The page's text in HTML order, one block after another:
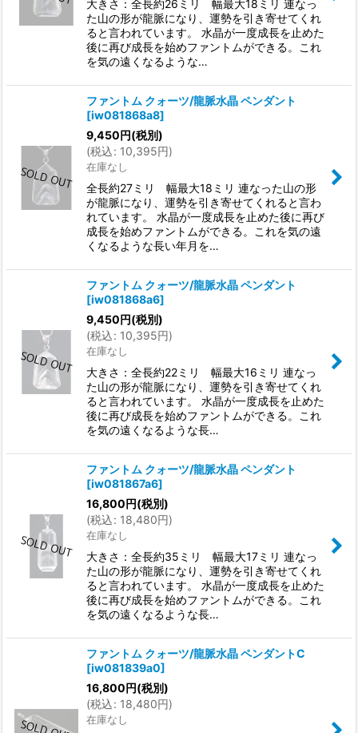
大きさ：全長約26ミリ 幅最大18ミリ 連なっ
た山の形が龍脈になり、運勢を引き寄せてくれ
ると言われています。 水晶が一度成長を止めた
後に再び成長を始めファントムができる。これ
を気の遠くなるような…
ファントム クォーツ/龍脈水晶 ペンダント
[iw081868a8]
9,450円(税別)
(税込: 10,395円)
在庫なし
全長約27ミリ 幅最大18ミリ 連なった山の形
が龍脈になり、運勢を引き寄せてくれると言わ
れています。 水晶が一度成長を止めた後に再び
成長を始めファントムができる。これを気の遠
くなるような長い年月を…
ファントム クォーツ/龍脈水晶 ペンダント
[iw081868a6]
9,450円(税別)
(税込: 10,395円)
在庫なし
大きさ：全長約22ミリ 幅最大16ミリ 連なっ
た山の形が龍脈になり、運勢を引き寄せてくれ
ると言われています。 水晶が一度成長を止めた
後に再び成長を始めファントムができる。これ
を気の遠くなるような長…
ファントム クォーツ/龍脈水晶 ペンダント
[iw081867a6]
16,800円(税別)
(税込: 18,480円)
在庫なし
大きさ：全長約35ミリ 幅最大17ミリ 連なっ
た山の形が龍脈になり、運勢を引き寄せてくれ
ると言われています。 水晶が一度成長を止めた
後に再び成長を始めファントムができる。これ
を気の遠くなるような長…
ファントム クォーツ/龍脈水晶 ペンダントC
[iw081839a0]
16,800円(税別)
(税込: 18,480円)
在庫なし